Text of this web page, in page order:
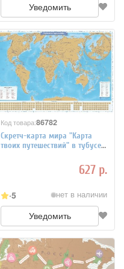
Уведомить
Код товара:86782
Скретч-карта мира "Карта
твоих путешествий" в тубусе,
627 р.
5 нет в наличии
Уведомить